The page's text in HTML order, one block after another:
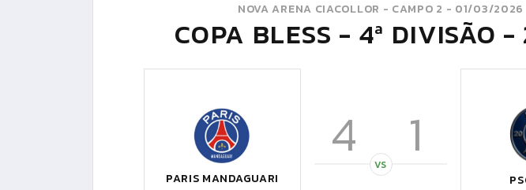
NOVA ARENA CIACOLLOR - CAMPO 2 - 01/03/2026
COPA BLESS - 4ª DIVISÃO
PARIS MANDAGUARI
4 1
VS